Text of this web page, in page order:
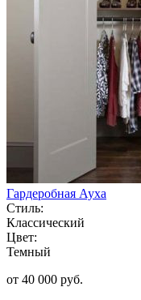
Гардеробная Ауха
Стиль:
Классический
Цвет:
Темный
от 40 000 руб.